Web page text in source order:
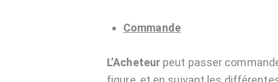
Commande
L’Acheteur peut passer